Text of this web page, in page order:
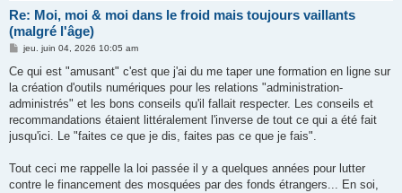
Re: Moi, moi & moi dans le froid mais toujours vaillants
(malgré l'âge)
M
s
a
g
jeu. juin 04, 2026 10:05 am
Ce qui est "amusant" c'est que j'ai du me taper une formation en ligne sur
la création d'outils numériques pour les relations "administration-
administrés" et les bons conseils qu'il fallait respecter. Les conseils et
recommandations étaient littéralement l'inverse de tout ce qui a été fait
jusqu'ici. Le "faites ce que je dis, faites pas ce que je fais".
Tout ceci me rappelle la loi passée il y a quelques années pour lutter
contre le financement des mosquées par des fonds étrangers... En soi,